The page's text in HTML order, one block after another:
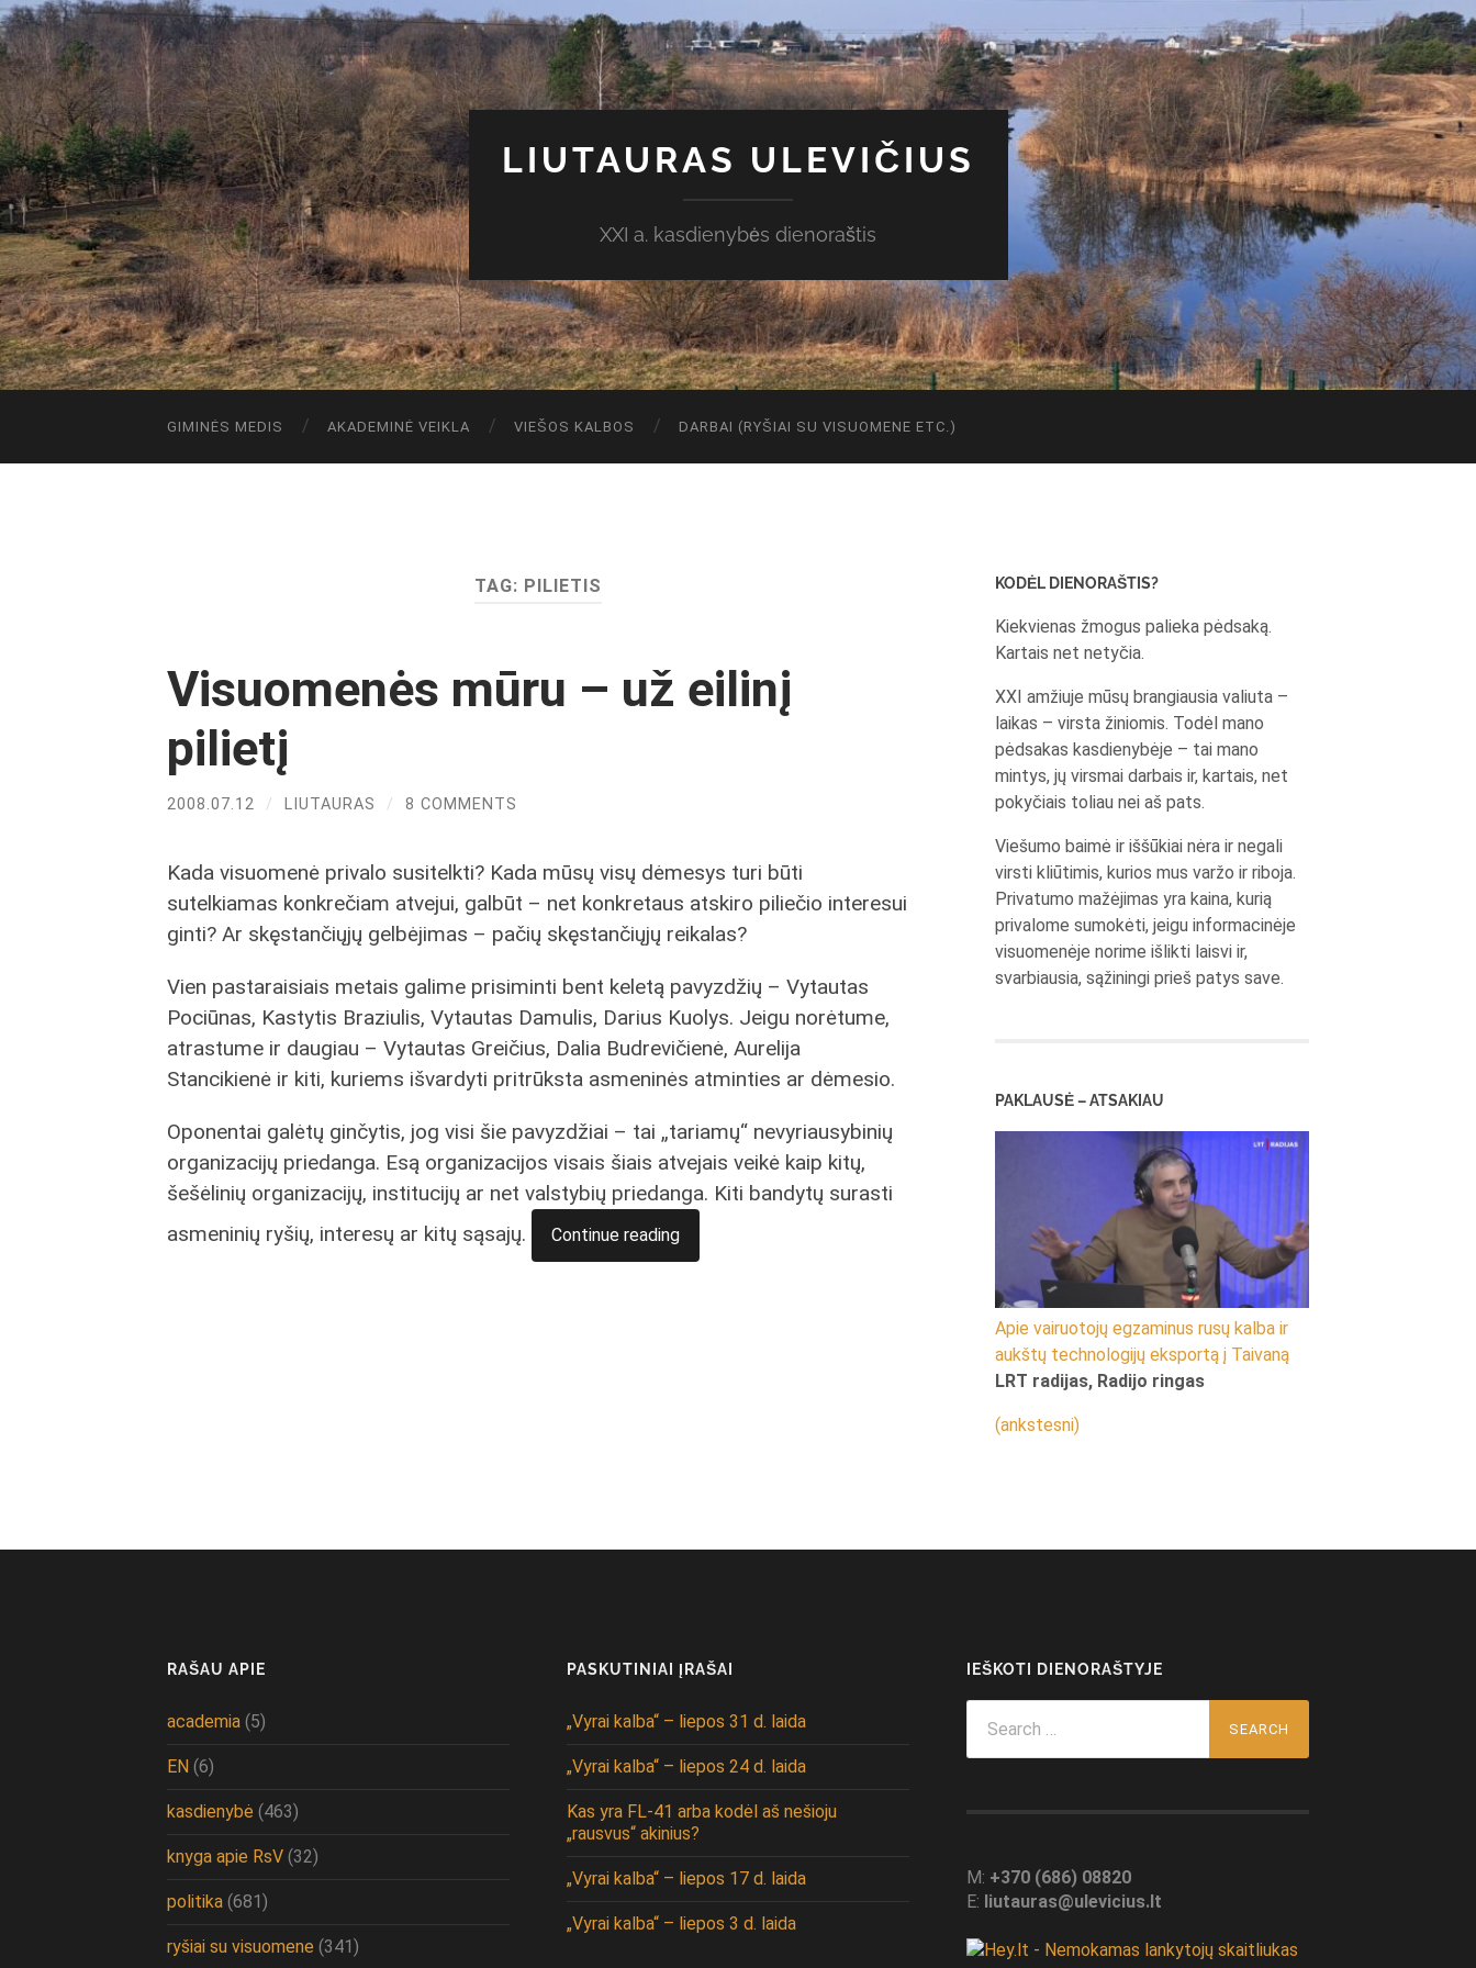
LIUTAURAS ULEVIČIUS
XXI a. kasdienybės dienoraštis
GIMINĖS MEDIS AKADEMINĖ VEIKLA VIEŠOS KALBOS DARBAI (RYŠIAI SU VISUOMENE ETC.)
TAG: PILIETIS
Visuomenės mūru – už eilinį
pilietį
2008.07.12 / LIUTAURAS / 8 COMMENTS
Kada visuomenė privalo susitelkti? Kada mūsų visų dėmesys turi būti
sutelkiamas konkrečiam atvejui, galbūt – net konkretaus atskiro piliečio interesui
ginti? Ar skęstančiųjų gelbėjimas – pačių skęstančiųjų reikalas?
Vien pastaraisiais metais galime prisiminti bent keletą pavyzdžių – Vytautas
Pociūnas, Kastytis Braziulis, Vytautas Damulis, Darius Kuolys. Jeigu norėtume,
atrastume ir daugiau – Vytautas Greičius, Dalia Budrevičienė, Aurelija
Stancikienė ir kiti, kuriems išvardyti pritrūksta asmeninės atminties ar dėmesio.
Oponentai galėtų ginčytis, jog visi šie pavyzdžiai – tai „tariamų“ nevyriausybinių
organizacijų priedanga. Esą organizacijos visais šiais atvejais veikė kaip kitų,
šešėlinių organizacijų, institucijų ar net valstybių priedanga. Kiti bandytų surasti
asmeninių ryšių, interesų ar kitų sąsajų.
Continue reading
KODĖL DIENORAŠTIS?
Kiekvienas žmogus palieka pėdsaką.
Kartais net netyčia.
XXI amžiuje mūsų brangiausia valiuta –
laikas – virsta žiniomis. Todėl mano
pėdsakas kasdienybėje – tai mano
mintys, jų virsmai darbais ir, kartais, net
pokyčiais toliau nei aš pats.
Viešumo baimė ir iššūkiai nėra ir negali
virsti kliūtimis, kurios mus varžo ir riboja.
Privatumo mažėjimas yra kaina, kurią
privalome sumokėti, jeigu informacinėje
visuomenėje norime išlikti laisvi ir,
svarbiausia, sąžiningi prieš patys save.
PAKLAUSĖ – ATSAKIAU
Apie vairuotojų egzaminus rusų kalba ir
aukštų technologijų eksportą į Taivaną
LRT radijas, Radijo ringas
(ankstesni)
RAŠAU APIE
academia (5)
EN (6)
kasdienybė (463)
knyga apie RsV (32)
politika (681)
ryšiai su visuomene (341)
PASKUTINIAI ĮRAŠAI
„Vyrai kalba“ – liepos 31 d. laida
„Vyrai kalba“ – liepos 24 d. laida
Kas yra FL-41 arba kodėl aš nešioju
„rausvus“ akinius?
„Vyrai kalba“ – liepos 17 d. laida
„Vyrai kalba“ – liepos 3 d. laida
IEŠKOTI DIENORAŠTYJE
for:
M: +370 (686) 08820
E: liutauras@ulevicius.lt